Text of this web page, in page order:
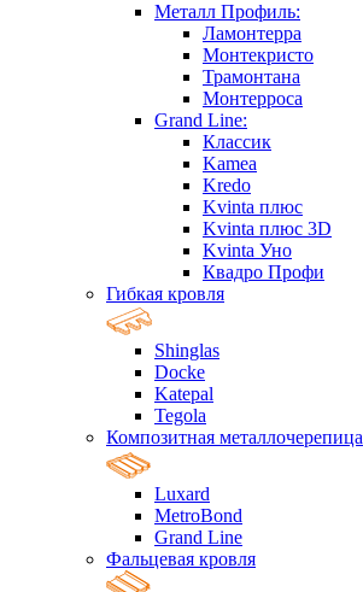
Металл Профиль:
Ламонтерра
Монтекристо
Трамонтана
Монтерроса
Grand Line:
Классик
Kamea
Kredo
Kvinta плюс
Kvinta плюс 3D
Kvinta Уно
Квадро Профи
Гибкая кровля
Shinglas
Docke
Katepal
Tegola
Композитная металлочерепица
Luxard
MetroBond
Grand Line
Фальцевая кровля